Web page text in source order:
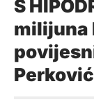
S
milijuna